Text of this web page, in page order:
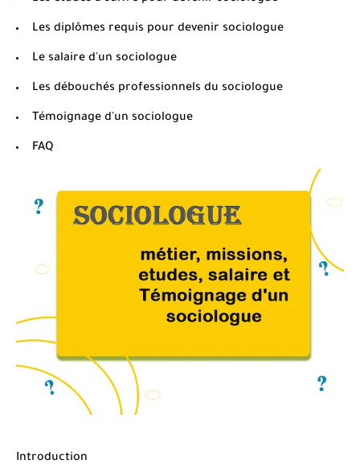
Les diplômes requis pour devenir sociologue
Le salaire d'un sociologue
Les débouchés professionnels du sociologue
Témoignage d'un sociologue
FAQ
Introduction